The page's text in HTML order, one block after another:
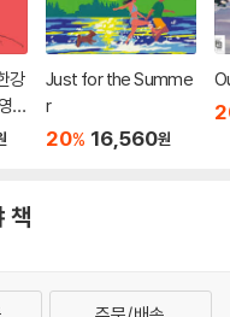
강
문
Just for the Summe
r
20% 16,560원
책